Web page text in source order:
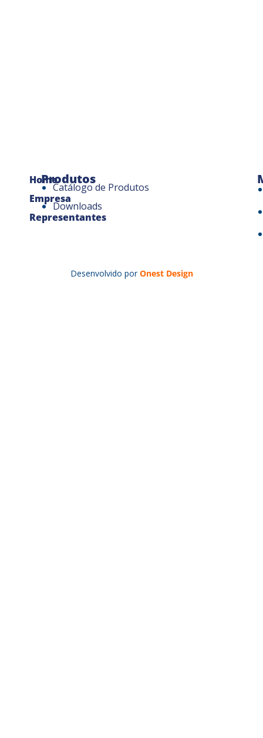
Home
Empresa
Representantes
Produtos
Catálogo de Produtos
Downloads
Desenvolvido por Onest Design